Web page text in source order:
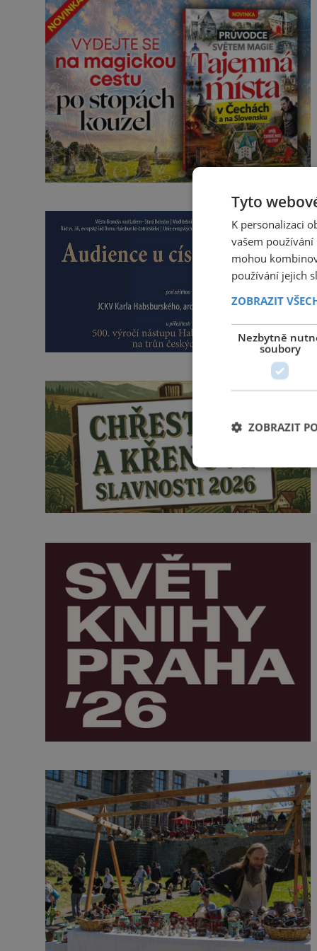
Tyto
K personalizaci
vašem
mohou
používání jejich
ZOBRAZIT
Nezbytně
soubory
ZOBRAZIT